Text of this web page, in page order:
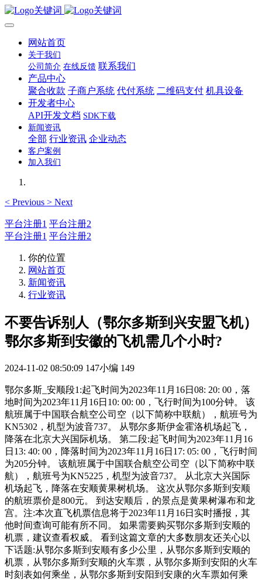
网站首页
关于我们
公司简介 在线反馈 联系我们
产品中心
聚合收款 子商户系统 代付系统 二维码支付 机具设备
开发者中心
API开发文档 SDK下载
新闻资讯
全部 行业资讯 企业动态
客户案例
加入我们
< Previous > Next
平台注册1 平台注册2
平台注册1 平台注册2
你的位置
网站首页
新闻资讯
行业资讯
不要告诉别人（鄂尔多斯到兴安盟飞机）
鄂尔多斯到安徽的飞机需几个小时?
2024-11-02 08:50:09 147小编 149
鄂尔多斯_安顺段1:起飞时间为2023年11月16日08: 20: 00，落
地时间为2023年11月16日10: 00: 00，飞行时间为100分钟。 该
航班属于中国联合航空公司空（以下简称中联航），航班号为
KN5302，机型为波音737。 从鄂尔多斯伊金霍洛机场起飞，
降落在北京大兴国际机场。 第二段:起飞时间为2023年11月16
日13: 40: 00，降落时间为2023年11月16日17: 05: 00，飞行时间
为205分钟。 该航班属于中国联合航空公司空（以下简称中联
航），航班号为KN5225，机型为波音737。 从北京大兴国际
机场起飞，降落在安顺黄果树机场。 这次从鄂尔多斯到安顺
的航班票价是800元。 到达安顺后，的景点是黄果树瀑布和龙
宫。注:本次直飞机票信息将于2023年11月16日实时播报，其
他时间查询可能有所不同。 如果需要购买鄂尔多斯到安顺的
机票，建议查看权威。 看到这篇文章的大多数朋友还关心以
下话题:从鄂尔多斯到安顺有多少公里，从鄂尔多斯到安顺的
机票，从鄂尔多斯到安顺的火车票，从鄂尔多斯到安阳的火车
时刻表如何乘坐，从鄂尔多斯到安阳到安康的火车票如何乘